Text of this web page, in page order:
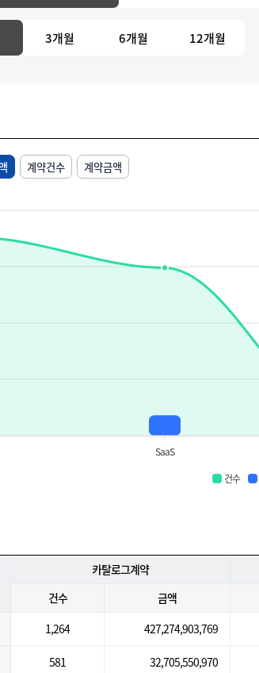
3개월 6개월 12개월
계약건수 계약금액
건수
SaaS
카탈로그계약
건수
금액
1,264 427,274,903,769
581 32,705,550,970